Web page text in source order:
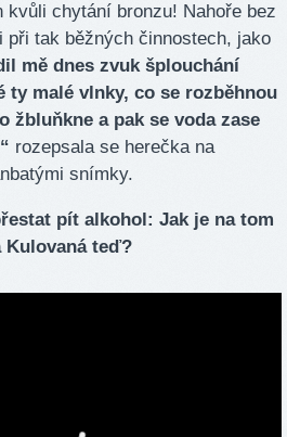
kvůli chytání bronzu! Nahoře bez
při tak běžných činnostech, jako
mě dnes zvuk šplouchání
ty malé vlnky, co se rozběhnou
žbluňkne a pak se voda zase
rozepsala se herečka na
snímky.
pít alkohol: Jak je na tom
Kulovaná teď?